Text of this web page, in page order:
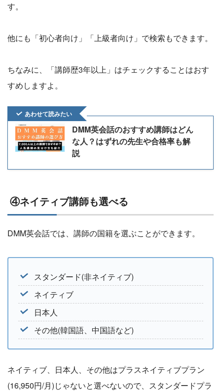
す。
他にも「初心者向け」「上級者向け」で検索もできます。
ちなみに、「講師歴3年以上」はチェックすることはおす
すめしますよ。
あわせて読みたい
DMM英会話のおすすめ講師はどん
な人？はずれの先生や合格率も解
説
④ネイティブ講師も選べる
DMM英会話では、講師の国籍を選ぶことができます。
スタンダード(非ネイティブ)
ネイティブ
日本人
その他(韓国語、中国語など)
ネイティブ、日本人、その他はプラスネイティブプラン
(16,950円/月)じゃないと選べないので、スタンダードプラ